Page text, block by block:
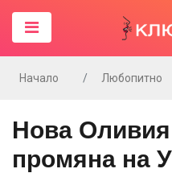
Начало Любопитно
Нова
промяна на